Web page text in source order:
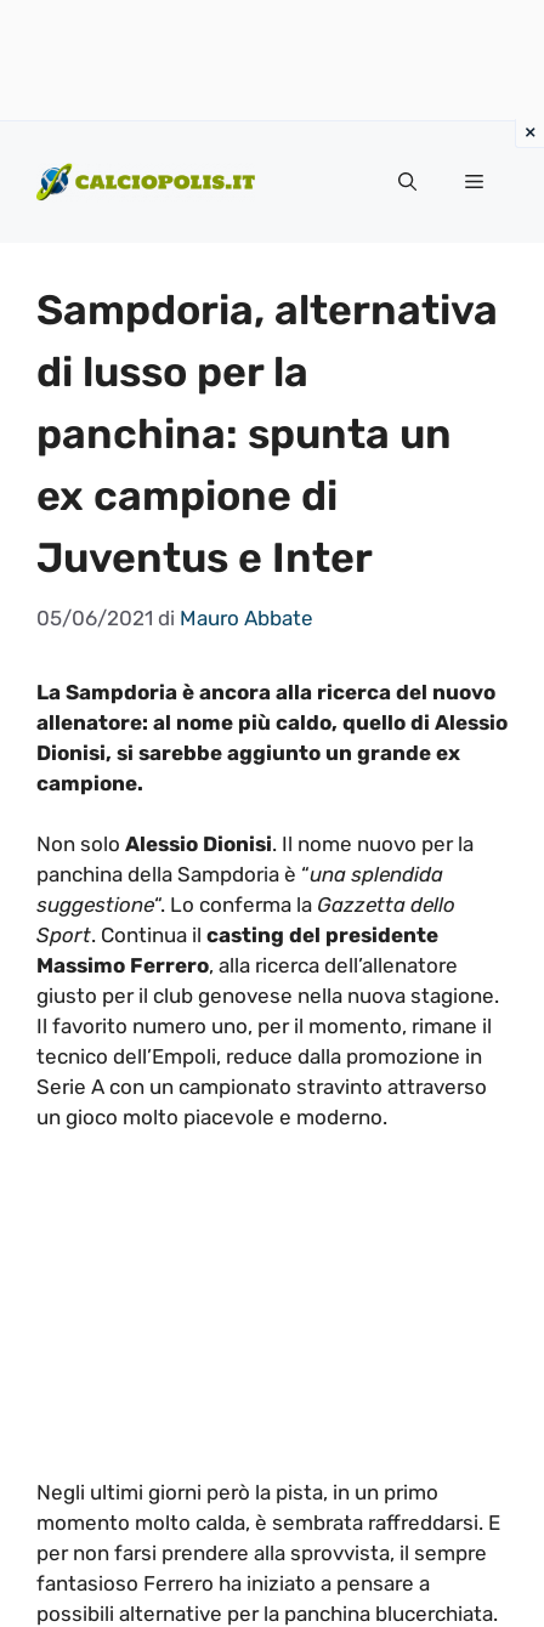
contenuto
Menu
Sampdoria, alternativa
di lusso per la
panchina: spunta un
ex campione di
Juventus e Inter
05/06/2021 di Mauro Abbate
La Sampdoria è ancora alla ricerca del nuovo
allenatore: al nome più caldo, quello di Alessio
Dionisi, si sarebbe aggiunto un grande ex
campione.
Non solo Alessio Dionisi. Il nome nuovo per la
panchina della Sampdoria è “una splendida
suggestione“. Lo conferma la Gazzetta dello
Sport. Continua il casting del presidente
Massimo Ferrero, alla ricerca dell’allenatore
giusto per il club genovese nella nuova stagione.
Il favorito numero uno, per il momento, rimane il
tecnico dell’Empoli, reduce dalla promozione in
Serie A con un campionato stravinto attraverso
un gioco molto piacevole e moderno.
Negli ultimi giorni però la pista, in un primo
momento molto calda, è sembrata raffreddarsi. E
per non farsi prendere alla sprovvista, il sempre
fantasioso Ferrero ha iniziato a pensare a
possibili alternative per la panchina blucerchiata.